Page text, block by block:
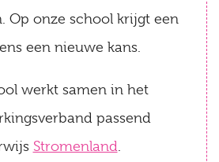
Op onze school krijgt een
een nieuwe kans.
werkt samen in het
passend
Stromenland.